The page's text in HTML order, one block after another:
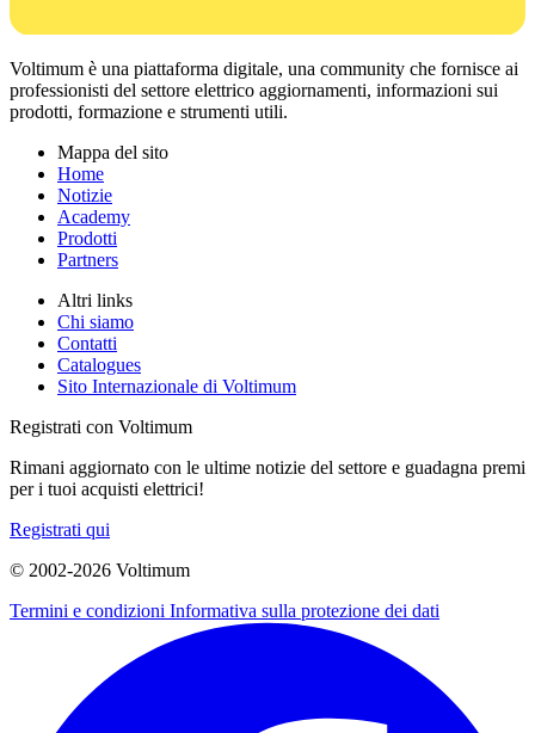
Voltimum è una piattaforma digitale, una community che fornisce ai
professionisti del settore elettrico aggiornamenti, informazioni sui
prodotti, formazione e strumenti utili.
Mappa del sito
Home
Notizie
Academy
Prodotti
Partners
Altri links
Chi siamo
Contatti
Catalogues
Sito Internazionale di Voltimum
Registrati con Voltimum
Rimani aggiornato con le ultime notizie del settore e guadagna premi
per i tuoi acquisti elettrici!
Registrati qui
© 2002-2026 Voltimum
Termini e condizioni Informativa sulla protezione dei dati